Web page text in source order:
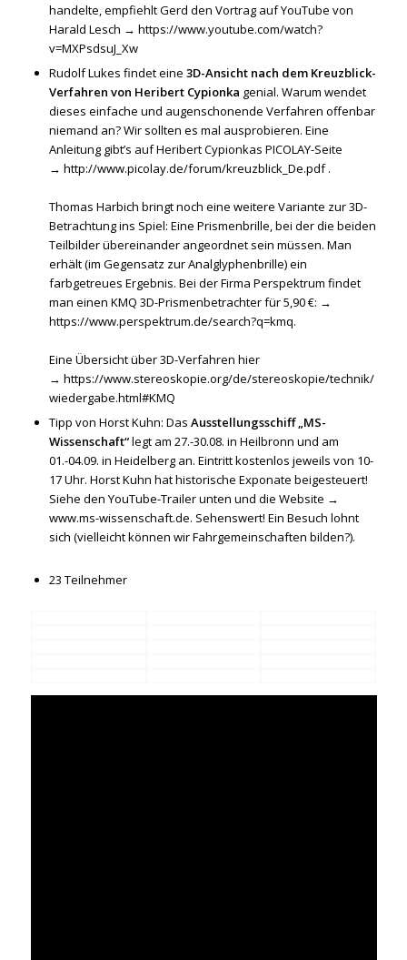
handelte, empfiehlt Gerd den Vortrag auf YouTube von
Harald Lesch → https://www.youtube.com/watch?
v=MXPsdsuJ_Xw
Rudolf Lukes findet eine 3D-Ansicht nach dem Kreuzblick-
Verfahren von Heribert Cypionka genial. Warum wendet
dieses einfache und augenschonende Verfahren offenbar
niemand an? Wir sollten es mal ausprobieren. Eine
Anleitung gibt’s auf Heribert Cypionkas PICOLAY-Seite
→ http://www.picolay.de/forum/kreuzblick_De.pdf.
Thomas Harbich bringt noch eine weitere Variante zur 3D-
Betrachtung ins Spiel: Eine Prismenbrille, bei der die beiden
Teilbilder übereinander angeordnet sein müssen. Man
erhält (im Gegensatz zur Analglyphenbrille) ein
farbgetreues Ergebnis. Bei der Firma Perspektrum findet
man einen KMQ 3D-Prismenbetrachter für 5,90 €: →
https://www.perspektrum.de/search?q=kmq.
Eine Übersicht über 3D-Verfahren hier
→ https://www.stereoskopie.org/de/stereoskopie/technik/
wiedergabe.html#KMQ
Tipp von Horst Kuhn: Das Ausstellungsschiff „MS-
Wissenschaft“legt am 27.-30.08. in Heilbronn und am
01.-04.09. in Heidelberg an. Eintritt kostenlos jeweils von 10-
17 Uhr. Horst Kuhn hat historische Exponate beigesteuert!
Siehe den YouTube-Trailer unten und die Website →
www.ms-wissenschaft.de. Sehenswert! Ein Besuch lohnt
sich (vielleicht können wir Fahrgemeinschaften bilden?).
23 Teilnehmer